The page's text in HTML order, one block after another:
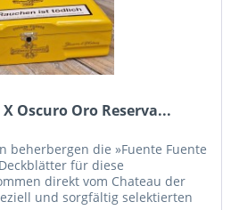
Oscuro Oro Reserva...
beherbergen die »Fuente Fuente
für diese
direkt vom Chateau der
und sorgfältig selektierten